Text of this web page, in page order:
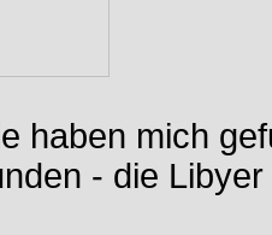
haben mich
- die